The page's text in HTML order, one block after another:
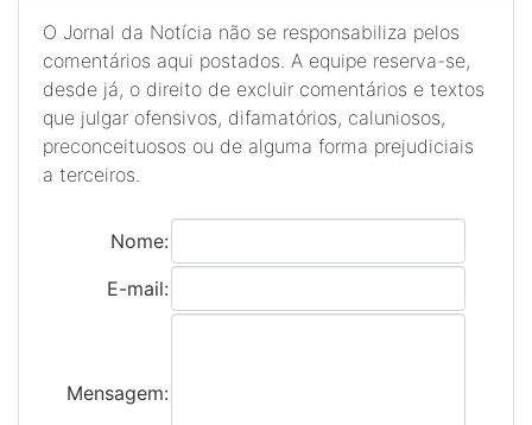
O Jornal da Notícia não se responsabiliza pelos
comentários aqui postados. A equipe reserva-se,
desde já, o direito de excluir comentários e textos
que julgar ofensivos, difamatórios, caluniosos,
preconceituosos ou de alguma forma prejudiciais
a terceiros.
Nome:
E-mail:
Mensagem: